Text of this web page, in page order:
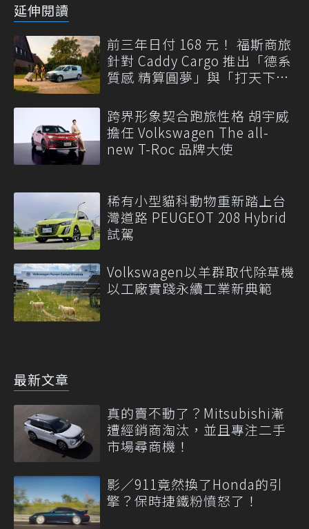
延伸閱讀
前三年日付 168 元！ 福斯商旅
針對 Caddy Cargo 推出「德系
質感 精算圓夢」與「打天下」
跨界形象契合跑旅性格 胡宇威
擔任 Volkswagen The all-
new T-Roc 品牌大使
稀有小型貓科動物重新踏上台
灣道路 PEUGEOT 208 Hybrid
試駕
Volkswagen以羊群取代除草機
以工廠實踐永續工業新典範
最新文章
真的賣不動了？Mitsubishi漸
遭經銷商淘汰，並且專注二手
市場尋商機！
影／911竟然換了Honda的引
擎？保時捷鐵粉憤怒了！